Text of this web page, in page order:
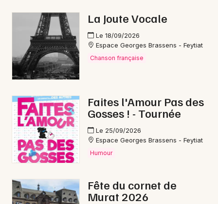
La Joute Vocale
Le 18/09/2026
Espace Georges Brassens - Feytiat
Chanson française
Faites l'Amour Pas des
Gosses ! - Tournée
Le 25/09/2026
Espace Georges Brassens - Feytiat
Humour
Fête du cornet de
Murat 2026